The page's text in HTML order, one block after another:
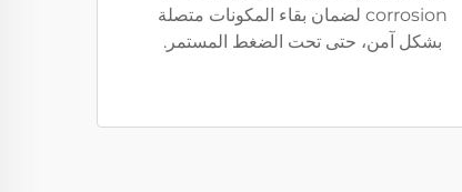
corrosion لضمان بقاء المكونات متصلة
بشكل آمن، حتى تحت الضغط المستمر.